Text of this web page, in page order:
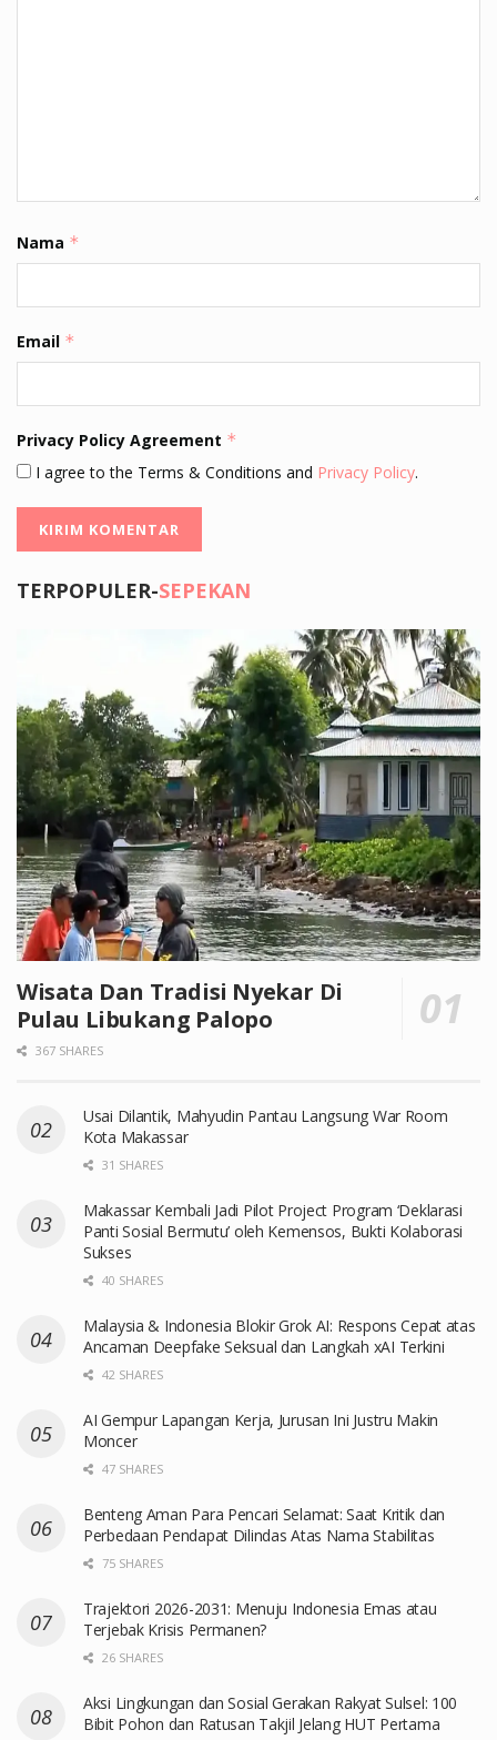
Nama *
Email *
Privacy Policy Agreement *
I agree to the Terms & Conditions and Privacy Policy.
TERPOPULER-SEPEKAN
Wisata Dan Tradisi Nyekar Di
Pulau Libukang Palopo
367 SHARES
Usai Dilantik, Mahyudin Pantau Langsung War Room
Kota Makassar
31 SHARES
Makassar Kembali Jadi Pilot Project Program ‘Deklarasi
Panti Sosial Bermutu’ oleh Kemensos, Bukti Kolaborasi
Sukses
40 SHARES
Malaysia & Indonesia Blokir Grok AI: Respons Cepat atas
Ancaman Deepfake Seksual dan Langkah xAI Terkini
42 SHARES
AI Gempur Lapangan Kerja, Jurusan Ini Justru Makin
Moncer
47 SHARES
Benteng Aman Para Pencari Selamat: Saat Kritik dan
Perbedaan Pendapat Dilindas Atas Nama Stabilitas
75 SHARES
Trajektori 2026-2031: Menuju Indonesia Emas atau
Terjebak Krisis Permanen?
26 SHARES
Aksi Lingkungan dan Sosial Gerakan Rakyat Sulsel: 100
Bibit Pohon dan Ratusan Takjil Jelang HUT Pertama